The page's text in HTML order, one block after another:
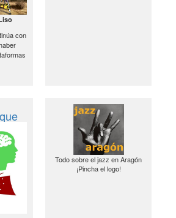
con
Todo sobre el jazz en Aragón
¡Pincha el logo!